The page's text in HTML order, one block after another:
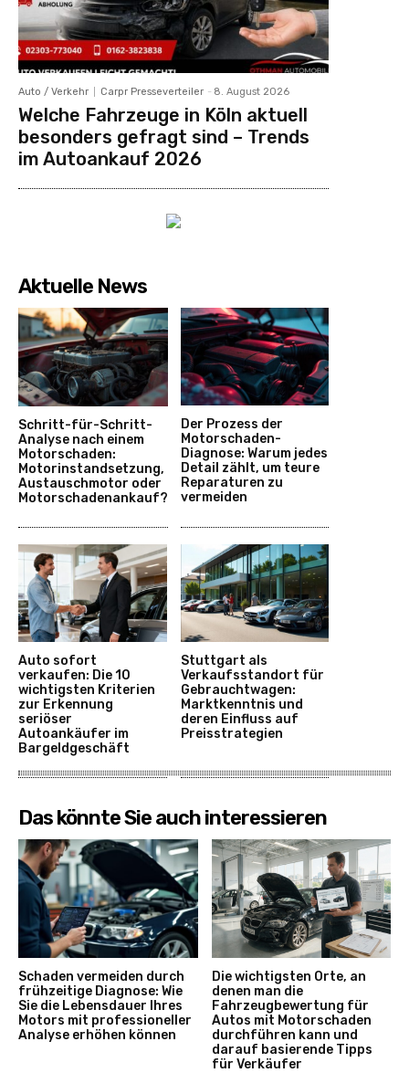
Auto / Verkehr Carpr Presseverteiler - 8. August 2026
Welche Fahrzeuge in Köln aktuell
besonders gefragt sind – Trends
im Autoankauf 2026
Aktuelle News
Schritt-für-Schritt-
Analyse nach einem
Motorschaden:
Motorinstandsetzung,
Austauschmotor oder
Motorschadenankauf?
Der Prozess der
Motorschaden-
Diagnose: Warum jedes
Detail zählt, um teure
Reparaturen zu
vermeiden
Auto sofort
verkaufen: Die 10
wichtigsten Kriterien
zur Erkennung
seriöser
Autoankäufer im
Bargeldgeschäft
Stuttgart als
Verkaufsstandort für
Gebrauchtwagen:
Marktkenntnis und
deren Einfluss auf
Preisstrategien
Das könnte Sie auch interessieren
Schaden vermeiden durch
frühzeitige Diagnose: Wie
Sie die Lebensdauer Ihres
Motors mit professioneller
Analyse erhöhen können
Die wichtigsten Orte, an
denen man die
Fahrzeugbewertung für
Autos mit Motorschaden
durchführen kann und
darauf basierende Tipps
für Verkäufer